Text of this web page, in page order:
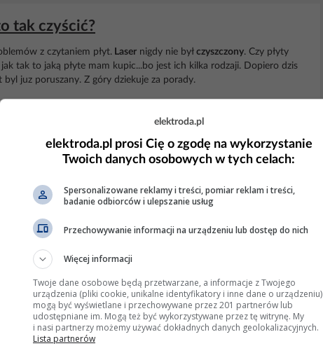
tak czyścić?
z czytaniem płyt. Laser nigdy nie był czyszczony. Czy płyty
tak to jaką płyte mam kupic...bo jest ich kilka rodzaji. Dopiero dzis
juz poruszany. Z góry dziekuje za porady.
6602
elektroda.pl
elektroda.pl prosi Cię o zgodę na wykorzystanie
Twoich danych osobowych w tych celach:
Spersonalizowane reklamy i treści, pomiar reklam i treści,
badanie odbiorców i ulepszanie usług
Przechowywanie informacji na urządzeniu lub dostęp do nich
Więcej informacji
Twoje dane osobowe będą przetwarzane, a informacje z Twojego
urządzenia (pliki cookie, unikalne identyfikatory i inne dane o urządzeniu)
mogą być wyświetlane i przechowywane przez 201 partnerów lub
udostępniane im. Mogą też być wykorzystywane przez tę witrynę. My
i nasi partnerzy możemy używać dokładnych danych geolokalizacyjnych.
Lista partnerów